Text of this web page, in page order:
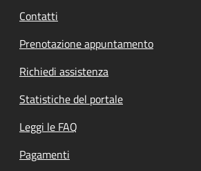
Contatti
Prenotazione appuntamento
Richiedi assistenza
Statistiche del portale
Leggi le FAQ
Pagamenti